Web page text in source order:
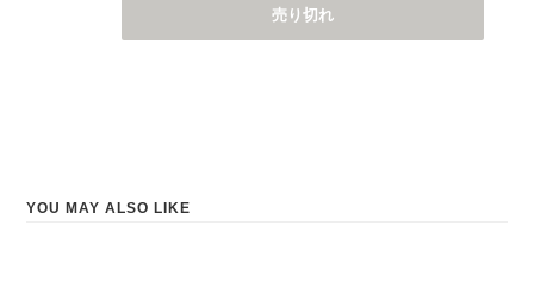
売り切れ
YOU MAY ALSO LIKE